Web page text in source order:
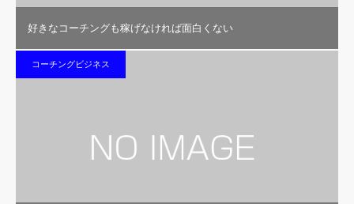
好きなコーチングも稼げなければ面白くない
コーチングビジネス